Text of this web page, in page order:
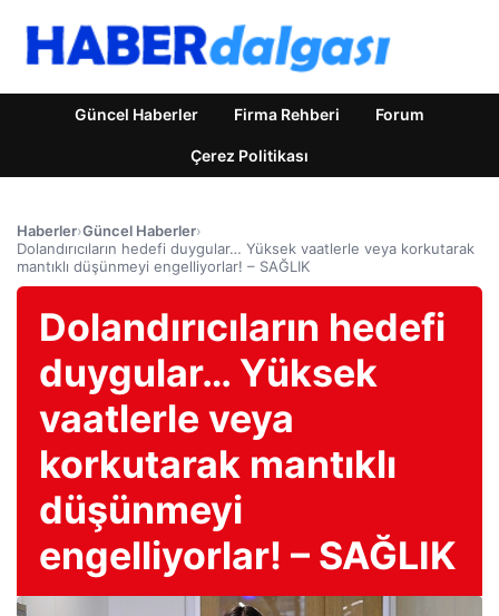
Güncel Haberler Firma Rehberi Forum
Çerez Politikası
Haberler›Güncel Haberler›
Dolandırıcıların hedefi duygular… Yüksek vaatlerle veya korkutarak
mantıklı düşünmeyi engelliyorlar! – SAĞLIK
Dolandırıcıların hedefi
duygular… Yüksek
vaatlerle veya
korkutarak mantıklı
düşünmeyi
engelliyorlar! – SAĞLIK